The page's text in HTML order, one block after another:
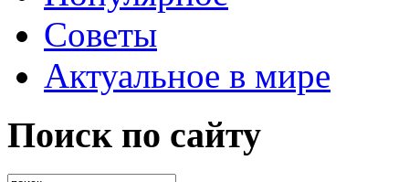
Советы
Актуальное в мире
Поиск по сайту